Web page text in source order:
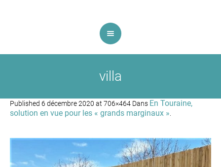
villa
Published 6 décembre 2020 at 706×464 Dans En Touraine,
solution en vue pour les « grands marginaux »